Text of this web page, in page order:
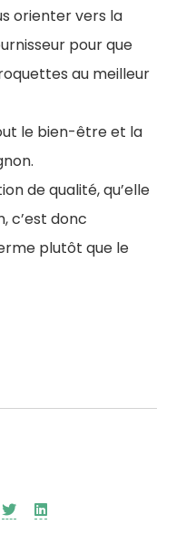
orienter vers la
pour que
au meilleur
le bien-être et la
de qualité, qu’elle
c’est donc
plutôt que le